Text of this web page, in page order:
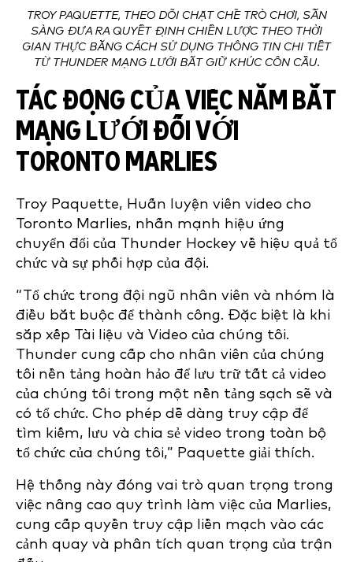
TROY PAQUETTE, THEO DÕI CHẶT CHẼ TRÒ CHƠI, SẴN
SÀNG ĐƯA RA QUYẾT ĐỊNH CHIẾN LƯỢC THEO THỜI
GIAN THỰC BẰNG CÁCH SỬ DỤNG THÔNG TIN CHI TIẾT
TỪ THUNDER MẠNG LƯỚI BẮT GIỮ KHÚC CÔN CẦU.
TÁC ĐỘNG CỦA VIỆC NẮM BẮT
MẠNG LƯỚI ĐỐI VỚI
TORONTO MARLIES
Troy Paquette, Huấn luyện viên video cho
Toronto Marlies, nhấn mạnh hiệu ứng
chuyển đổi của Thunder Hockey về hiệu quả tổ
chức và sự phối hợp của đội.
“Tổ chức trong đội ngũ nhân viên và nhóm là
điều bắt buộc để thành công. Đặc biệt là khi
sắp xếp Tài liệu và Video của chúng tôi.
Thunder cung cấp cho nhân viên của chúng
tôi nền tảng hoàn hảo để lưu trữ tất cả video
của chúng tôi trong một nền tảng sạch sẽ và
có tổ chức. Cho phép dễ dàng truy cập để
tìm kiếm, lưu và chia sẻ video trong toàn bộ
tổ chức của chúng tôi,” Paquette giải thích.
Hệ thống này đóng vai trò quan trọng trong
việc nâng cao quy trình làm việc của Marlies,
cung cấp quyền truy cập liền mạch vào các
cảnh quay và phân tích quan trọng của trận